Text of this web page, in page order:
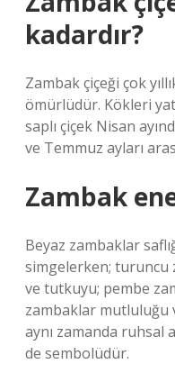
kadardır?
Zambak çiçeği çok
ömürlüdür. Kökleri
saplı çiçek Nisan
ve Temmuz ayları
Zambak
Beyaz zambaklar
simgelerken; turuncu
ve tutkuyu; pembe
zambaklar mutluluğu
aynı zamanda ruhsal
de sembolüdür.